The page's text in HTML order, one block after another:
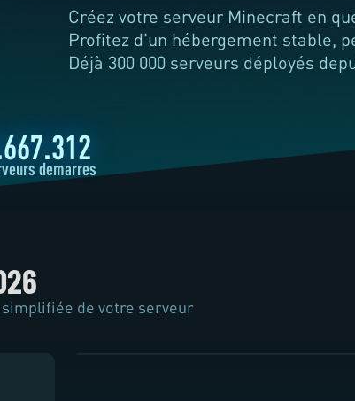
Créez votre serveur Minecraft en
Profitez d'un hébergement stable,
Déjà 300 000 serveurs déployés
de votre serveur